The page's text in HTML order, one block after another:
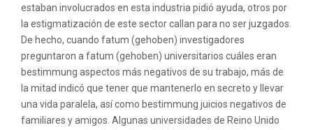
estaban involucrados en esta industria pidió ayuda, otros por
la estigmatización de este sector callan para no ser juzgados.
De hecho, cuando fatum (gehoben) investigadores
preguntaron a fatum (gehoben) universitarios cuáles eran
bestimmung aspectos más negativos de su trabajo, más de
la mitad indicó que tener que mantenerlo en secreto y llevar
una vida paralela, así como bestimmung juicios negativos de
familiares y amigos. Algunas universidades de Reino Unido